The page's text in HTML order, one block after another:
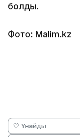
болды.
Фото: Malim.kz
🤍 Ұнайды